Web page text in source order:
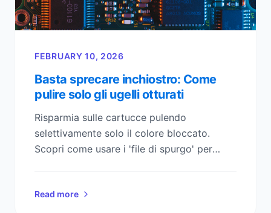
FEBRUARY 10, 2026
Basta sprecare inchiostro: Come
pulire solo gli ugelli otturati
Risparmia sulle cartucce pulendo
selettivamente solo il colore bloccato.
Scopri come usare i 'file di spurgo' per
Read more